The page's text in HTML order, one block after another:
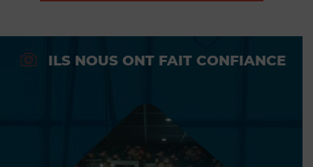
ILS NOUS ONT FAIT CONFIANCE